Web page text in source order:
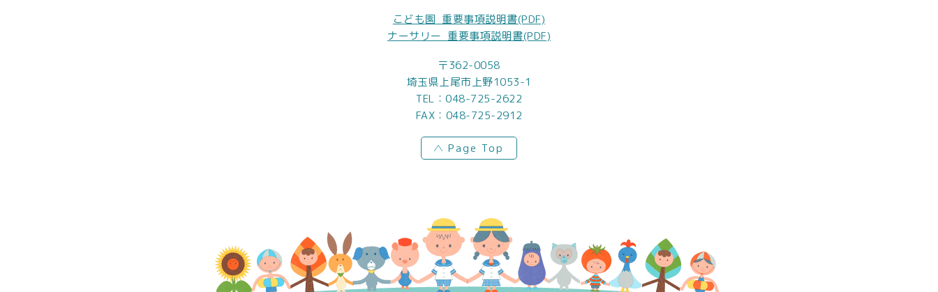
こども園_重要事項説明書(PDF)
ナーサリー_重要事項説明書(PDF)
〒362-0058
埼玉県上尾市上野1053-1
TEL： 048-725-2622
FAX：048-725-2912
Page Top